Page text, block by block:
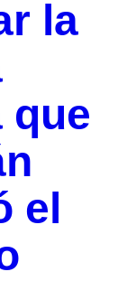
la
que
el